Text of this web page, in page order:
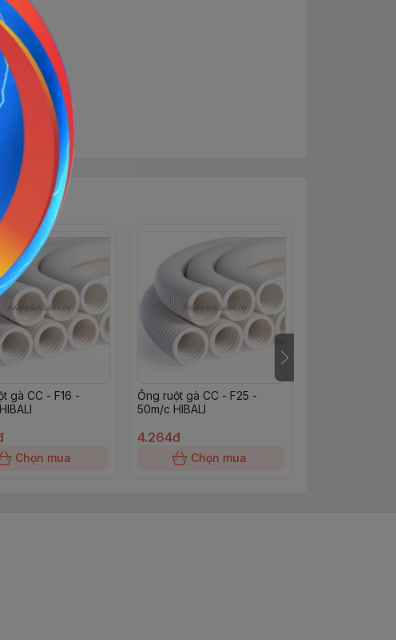
gà CC - F16 -
Chọn mua
Ống ruột gà CC - F25 -
50m/c HIBALI
4.264đ
Chọn mua